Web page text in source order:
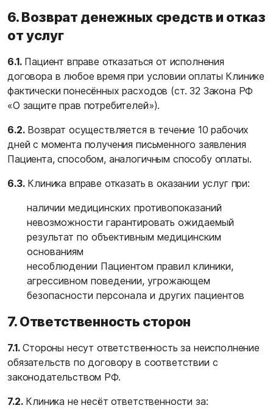
6. Возврат денежных средств и отказ
от услуг
6.1.Пациент вправе отказаться от исполнения
договора в любое время при условии оплаты Клинике
фактически понесённых расходов (ст. 32 Закона РФ
«О защите прав потребителей»).
6.2.Возврат осуществляется в течение 10 рабочих
дней с момента получения письменного заявления
Пациента, способом, аналогичным способу оплаты.
6.3.Клиника вправе отказать в оказании услуг при:
наличии медицинских противопоказаний
невозможности гарантировать ожидаемый
результат по объективным медицинским
основаниям
несоблюдении Пациентом правил клиники,
агрессивном поведении, угрожающем
безопасности персонала и других пациентов
7. Ответственность сторон
7.1.Стороны несут ответственность за неисполнение
обязательств по договору в соответствии с
законодательством РФ.
7.2.Клиника не несёт ответственности за: